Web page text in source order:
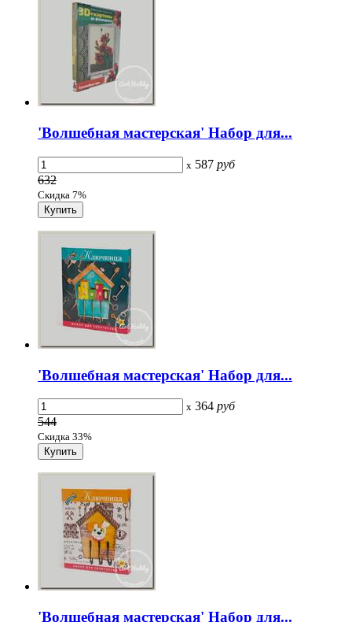
'Волшебная мастерская' Набор для...
x 587 руб
632
Скидка 7%
'Волшебная мастерская' Набор для...
x 364 руб
544
Скидка 33%
'Волшебная мастерская' Набор для...